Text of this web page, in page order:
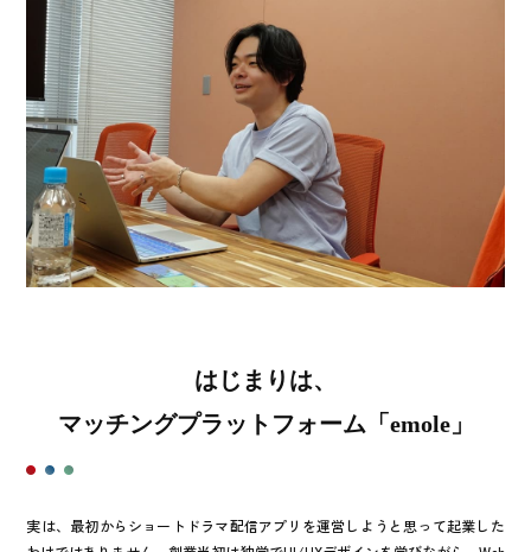
はじまりは、
マッチングプラットフォーム「emole」
実は、最初からショートドラマ配信アプリを運営しようと思って起業した